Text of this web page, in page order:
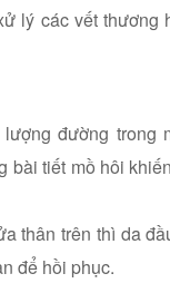
lý các vết thương
đường trong
bài tiết mồ hôi
thân trên thì da
để hồi phục.